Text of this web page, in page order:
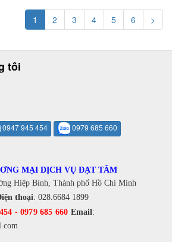
1 2 3 4 5 6 >
tôi
0947 945 454 0979 685 660
MẠI DỊCH VỤ ĐẠT TÂM
Hiệp Bình, Thành phố Hồ Chí Minh
thoại: 028.6684 1899
-0979 685 660 Email: